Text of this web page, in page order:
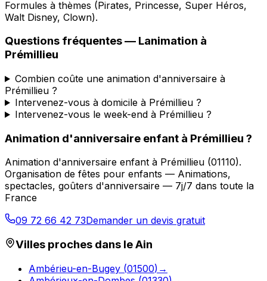
Formules à thèmes (Pirates, Princesse, Super Héros,
Walt Disney, Clown).
Questions fréquentes — Lanimation à
Prémillieu
Combien coûte une animation d'anniversaire à
Prémillieu ?
Intervenez-vous à domicile à Prémillieu ?
Intervenez-vous le week-end à Prémillieu ?
Animation d'anniversaire enfant à Prémillieu ?
Animation d'anniversaire enfant à Prémillieu (01110).
Organisation de fêtes pour enfants — Animations,
spectacles, goûters d'anniversaire — 7j/7 dans toute la
France
09 72 66 42 73Demander un devis gratuit
Villes proches dans leAin
Ambérieu-en-Bugey (01500) →